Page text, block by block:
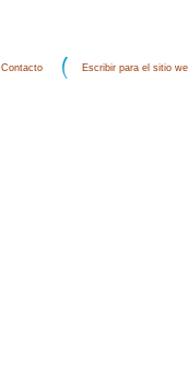
Contacto Escribir para el sitio